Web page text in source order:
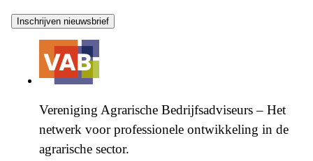
Inschrijven nieuwsbrief
Vereniging Agrarische Bedrijfsadviseurs – Het
netwerk voor professionele ontwikkeling in de
agrarische sector.